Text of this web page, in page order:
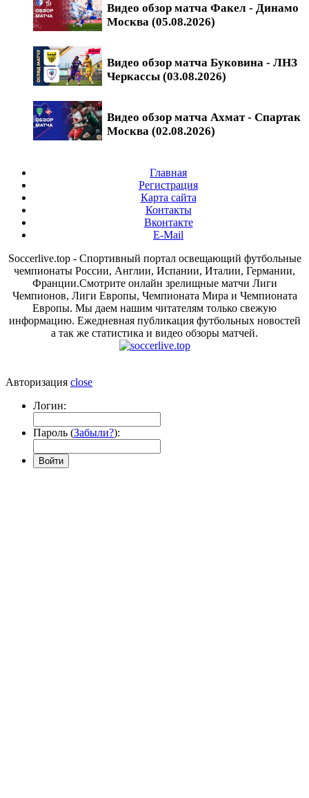
Видео обзор матча Факел - Динамо
Москва (05.08.2026)
Видео обзор матча Буковина - ЛНЗ
Черкассы (03.08.2026)
Видео обзор матча Ахмат - Спартак
Москва (02.08.2026)
Главная
Регистрация
Карта сайта
Контакты
Вконтакте
E-Mail
Soccerlive.top - Спортивный портал освещающий футбольные
чемпионаты России, Англии, Испании, Италии, Германии,
Франции.Смотрите онлайн зрелищные матчи Лиги
Чемпионов, Лиги Европы, Чемпионата Мира и Чемпионата
Европы. Мы даем нашим читателям только свежую
информацию. Ежедневная публикация футбольных новостей
а так же статистика и видео обзоры матчей.
Авторизация close
Логин:
Пароль (Забыли?):
Войти